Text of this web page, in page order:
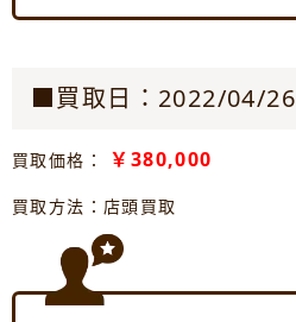
■買取日：2022/04/26
買取価格： ￥380,000
買取方法：店頭買取